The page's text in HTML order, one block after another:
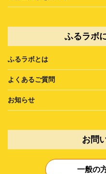
ふるラボ
ふるラボとは
よくあるご質問
お知らせ
お問
一般の